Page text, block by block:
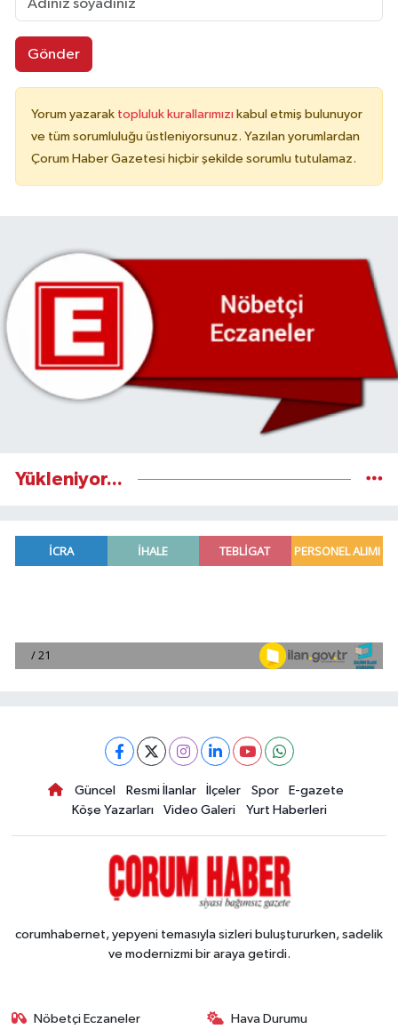
Gönder
Yorum yazarak topluluk kurallarımızı kabul etmiş bulunuyor
ve tüm sorumluluğu üstleniyorsunuz. Yazılan yorumlardan
Çorum Haber Gazetesi hiçbir şekilde sorumlu tutulamaz.
Yükleniyor...
Güncel Resmi İlanlar İlçeler Spor
E-gazete
Köşe Yazarları
Video Galeri Yurt Haberleri
corumhabernet, yepyeni temasıyla sizleri buluştururken, sadelik
ve modernizmi bir araya getirdi.
Nöbetçi Eczaneler Hava Durumu